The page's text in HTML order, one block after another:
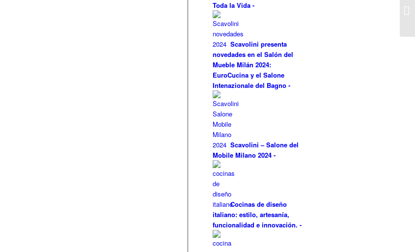
Toda la Vida -
Scavolini presenta
novedades en el Salón del
Mueble Milán 2024:
EuroCucina y el Salone
Intenazionale del Bagno -
Scavolini – Salone del
Mobile Milano 2024 -
Cocinas de diseño
italiano: estilo, artesanía,
funcionalidad e innovación. -